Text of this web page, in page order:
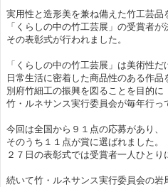
実用性と造形美を兼ね備えた竹工芸品
「くらしの中の竹工芸展」の受賞者が
その表彰式が行われました。
「くらしの中の竹工芸展」は美術性だ
日常生活に密着した商品性のある作品
別府竹細工の振興を図ることを目的に
竹・ルネサンス実行委員会が毎年行っ
今回は全国から９１点の応募があり、
そのうち１１点が賞に選ばれました。
２７日の表彰式では受賞者一人ひとり
続いて竹・ルネサンス実行委員会の岩